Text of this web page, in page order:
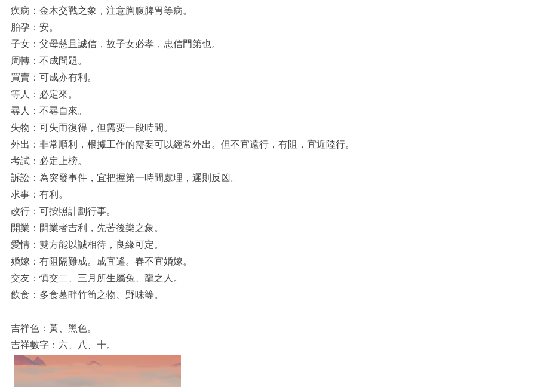
疾病：金木交戰之象，注意胸腹脾胃等病。
胎孕：安。
子女：父母慈且誠信，故子女必孝，忠信門第也。
周轉：不成問題。
買賣：可成亦有利。
等人：必定來。
尋人：不尋自來。
失物：可失而復得，但需要一段時間。
外出：非常順利，根據工作的需要可以經常外出。但不宜遠行，有阻，宜近陸行。
考試：必定上榜。
訴訟：為突發事件，宜把握第一時間處理，遲則反凶。
求事：有利。
改行：可按照計劃行事。
開業：開業者吉利，先苦後樂之象。
愛情：雙方能以誠相待，良緣可定。
婚嫁：有阻隔難成。成宜遙。春不宜婚嫁。
交友：慎交二、三月所生屬兔、龍之人。
飲食：多食墓畔竹筍之物、野味等。
吉祥色：黃、黑色。
吉祥數字：六、八、十。